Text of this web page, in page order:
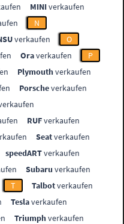
MINIverkaufen
N
verkaufen
O
Oraverkaufen
P
Plymouthverkaufen
Porscheverkaufen
RUFverkaufen
Seatverkaufen
speedARTverkaufen
Subaru verkaufen
T Talbotverkaufen
Teslaverkaufen
Triumphverkaufen